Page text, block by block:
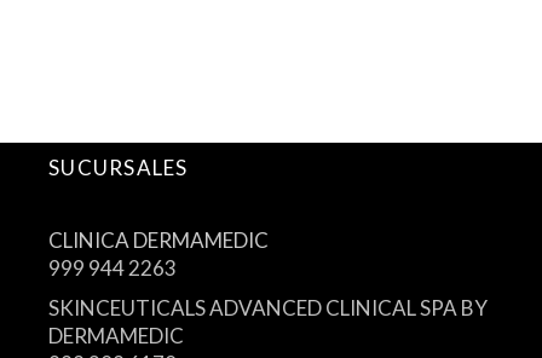
SUCURSALES
CLINICA DERMAMEDIC
999 944 2263
SKINCEUTICALS ADVANCED CLINICAL SPA BY
DERMAMEDIC